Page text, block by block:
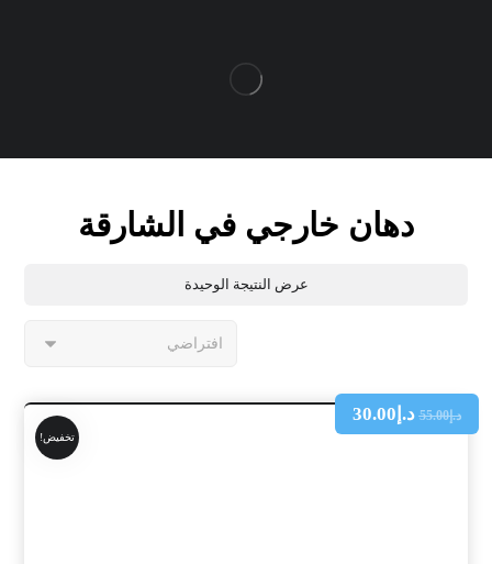
دهان خارجي في الشارقة
عرض النتيجة الوحيدة
تخفيض!
د.إ55.00 د.إ 30.00